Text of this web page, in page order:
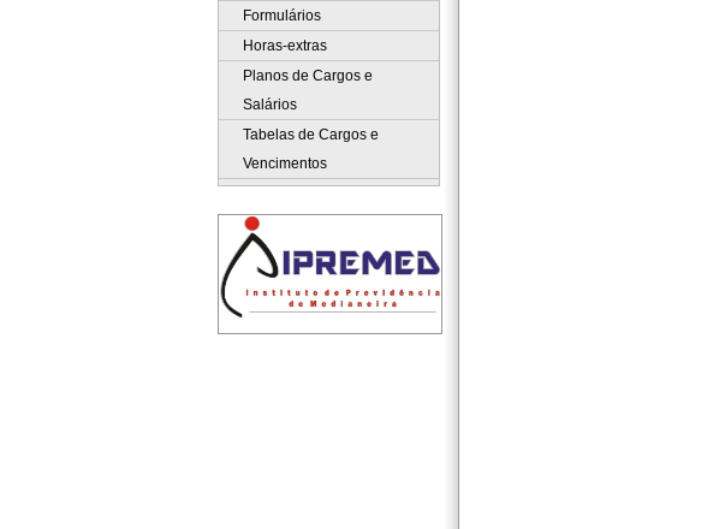
Formulários
Horas-extras
Planos de Cargos e
Salários
Tabelas de Cargos e
Vencimentos